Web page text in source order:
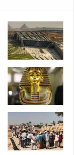
ر
ة